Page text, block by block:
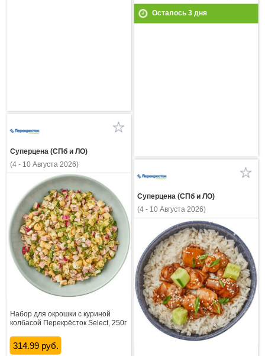
Осталось 3дня
Суперцена (СПб и ЛО)
(4 - 10 Августа 2026)
Набор для окрошки с куриной
колбасой Перекрёсток Select, 250г
314.99 руб.
Суперцена (СПб и ЛО)
(4 - 10 Августа 2026)